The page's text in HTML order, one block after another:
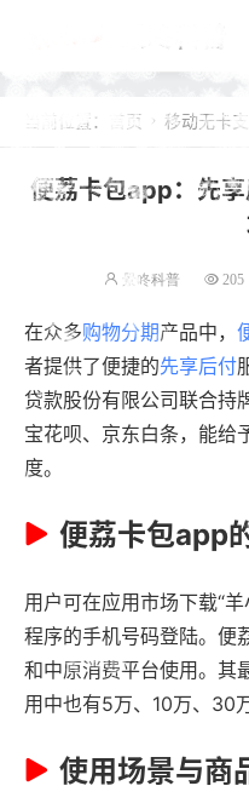
当前位置： 首页  移动无卡支
便荔卡包app：先
景咚科普 205
在众多购物分期产品中，
者提供了便捷的先享后付
贷款股份有限公司联合持
宝花呗、京东白条，能给
度。
便荔卡包app
用户可在应用市场下载“
程序的手机号码登陆。便
和中原消费平台使用。其
用中也有5万、10万、30
使用场景与商